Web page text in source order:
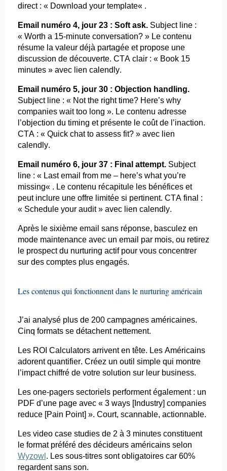
direct : « Download your template« .
Email numéro 4, jour 23 : Soft ask. Subjectline :
« Worth a 15-minute conversation?» Le contenu
résume la valeur déjà partagée et propose une
discussion de découverte. CTA clair : « Book 15
minutes » avec lien calendly.
Email numéro 5, jour 30 : Objection handling.
Subjectline : « Not the righttime? Here’s why
companies wait toolong ». Le contenu adresse
l’objection du timing et présente le coût de l’inaction.
CTA : « Quick chat to assess fit?» avec lien
calendly.
Email numéro 6, jour 37 : Final attempt. Subject
line : « Lastemail fromme – here’s what you’re
missing« . Le contenu récapitule les bénéfices et
peut inclure une offre limitée si pertinent. CTA final :
« Schedule youraudit » avec lien calendly.
Après le sixième email sans réponse, basculez en
mode maintenance avec un email par mois, ou retirez
le prospect du nurturing actif pour vous concentrer
sur des comptes plus engagés.
Les contenus qui fonctionnent dans lenurturingaméricain
J’ai analysé plus de 200 campagnes américaines.
Cinq formats se détachent nettement.
Les ROI Calculatorsarrivent en tête. Les Américains
adorent quantifier. Créez un outil simple qui montre
l’impact chiffré de votre solution sur leur business.
Les one-pagers sectoriels performent également : un
PDF d’une page avec « 3 ways[Industry] companies
reduce[Pain Point] ». Court, scannable, actionnable.
Les videocase studiesde 2 à 3 minutes constituent
le format préféré des décideurs américains selon
Wyzowl . Les sous-titres sont obligatoires car 60%
regardent sans son.